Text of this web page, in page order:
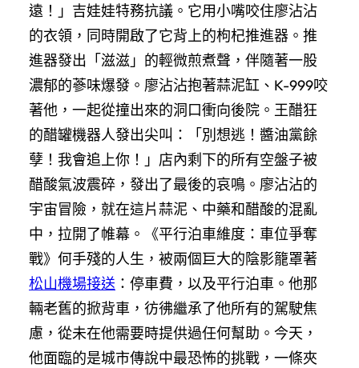
遠！」吉娃娃特務抗議。它用小嘴咬住廖沾沾
的衣領，同時開啟了它背上的枸杞推進器。推
進器發出「滋滋」的輕微煎煮聲，伴隨著一股
濃郁的蔘味爆發。廖沾沾抱著蒜泥缸、K-999咬
著他，一起從撞出來的洞口衝向後院。王醋狂
的醋罐機器人發出尖叫：「別想逃！醬油黨餘
孽！我會追上你！」店內剩下的所有空盤子被
醋酸氣波震碎，發出了最後的哀鳴。廖沾沾的
宇宙冒險，就在這片蒜泥、中藥和醋酸的混亂
中，拉開了帷幕。《平行泊車維度：車位爭奪
戰》何手殘的人生，被兩個巨大的陰影籠罩著
松山機場接送 ：停車費，以及平行泊車。他那
輛老舊的掀背車，彷彿繼承了他所有的駕駛焦
慮，從未在他需要時提供過任何幫助。今天，
他面臨的是城市傳說中最恐怖的挑戰，一條夾